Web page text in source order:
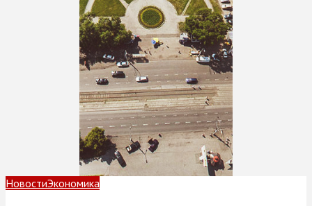
НовостиЭкономика